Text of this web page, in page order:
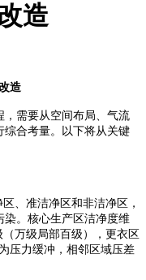
造
造
，需要从空间布局、气流
综合考量。以下将从关键
、准洁净区和非洁净区，
染。核心生产区洁净度维
（万级局部百级），更衣区
压力缓冲，相邻区域压差